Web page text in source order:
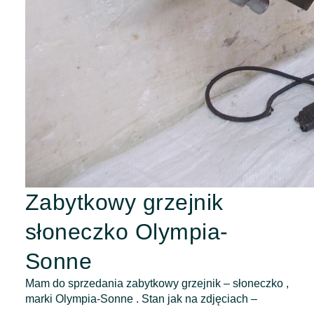
Zabytkowy grzejnik
słoneczko Olympia-
Sonne
Mam do sprzedania zabytkowy grzejnik – słoneczko ,
marki Olympia-Sonne . Stan jak na zdjęciach –